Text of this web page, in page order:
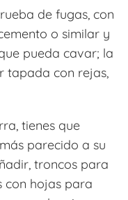
de fugas, con
o similar y
pueda cavar; la
tapada con rejas,
tienes que
parecido a su
troncos para
con hojas para